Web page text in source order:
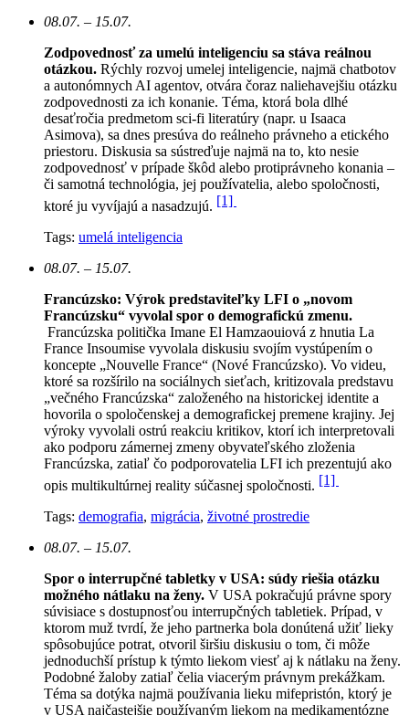
08.07. – 15.07.
Zodpovednosť za umelú inteligenciu sa stáva reálnou
otázkou. Rýchly rozvoj umelej inteligencie, najmä chatbotov
a autonómnych AI agentov, otvára čoraz naliehavejšiu otázku
zodpovednosti za ich konanie. Téma, ktorá bola dlhé
desaťročia predmetom sci-fi literatúry (napr. u Isaaca
Asimova), sa dnes presúva do reálneho právneho a etického
priestoru. Diskusia sa sústreďuje najmä na to, kto nesie
zodpovednosť v prípade škôd alebo protiprávneho konania –
či samotná technológia, jej používatelia, alebo spoločnosti,
ktoré ju vyvíjajú a nasadzujú. [1]
Tags: umelá inteligencia
08.07. – 15.07.
Francúzsko: Výrok predstaviteľky LFI o „novom
Francúzsku“ vyvolal spor o demografickú zmenu.
Francúzska politička Imane El Hamzaouiová z hnutia La
France Insoumise vyvolala diskusiu svojím vystúpením o
koncepte „Nouvelle France“ (Nové Francúzsko). Vo videu,
ktoré sa rozšírilo na sociálnych sieťach, kritizovala predstavu
„večného Francúzska“ založeného na historickej identite a
hovorila o spoločenskej a demografickej premene krajiny. Jej
výroky vyvolali ostrú reakciu kritikov, ktorí ich interpretovali
ako podporu zámernej zmeny obyvateľského zloženia
Francúzska, zatiaľ čo podporovatelia LFI ich prezentujú ako
opis multikultúrnej reality súčasnej spoločnosti. [1]
Tags: demografia, migrácia, životné prostredie
08.07. – 15.07.
Spor o interrupčné tabletky v USA: súdy riešia otázku
možného nátlaku na ženy. V USA pokračujú právne spory
súvisiace s dostupnosťou interrupčných tabletiek. Prípad, v
ktorom muž tvrdí, že jeho partnerka bola donútená užiť lieky
spôsobujúce potrat, otvoril širšiu diskusiu o tom, či môže
jednoduchší prístup k týmto liekom viesť aj k nátlaku na ženy.
Podobné žaloby zatiaľ čelia viacerým právnym prekážkam.
Téma sa dotýka najmä používania lieku mifepristón, ktorý je
v USA najčastejšie používaným liekom na medikamentózne